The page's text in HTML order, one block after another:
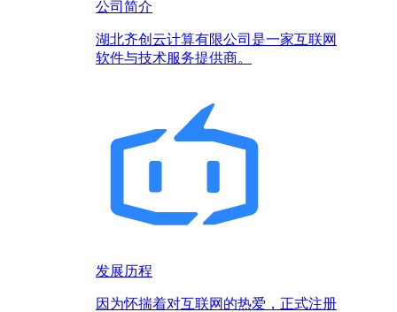
公司简介
湖北齐创云计算有限公司是一家互联网
软件与技术服务提供商。
发展历程
因为怀揣着对互联网的热爱，正式注册